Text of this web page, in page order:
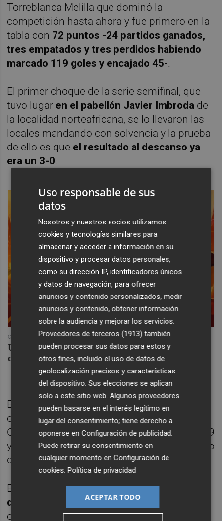
Torreblanca Melilla que dominó la
competición hasta ahora y fue primero en la
tabla con 72 puntos -24 partidos ganados,
tres empatados y tres perdidos habiendo
marcado 119 goles y encajado 45-.
El primer choque de la serie semifinal, que
tuvo lugar en el pabellón Javier Imbroda de
la localidad norteafricana, se lo llevaron las
locales mandando con solvencia y la prueba
de ello es que el resultado al descanso ya
era un 3-0.
COREPUNK MMORPG
Un verdadero MMORPG de la vieja escuela ¡Cómo los
de antes, pero mejor!
Emilly Marcondes adelantó a las melillenses
en el minuto 1-0, la brasileña Amanda de
Oliveira "Amandinha" dobló la ventaja en el 19
y la argentina Silvina Nava hizo el tercer tanto
del choque unos segundos después.
En la reanudaciónCecilia Zarzuela redujo
distancias en el 29pero Emilly, en el 32,
estableció el 4-1 que fue definitivo.
Uso responsable de sus
datos
Nosotros y nuestros socios utilizamos
cookies y tecnologías similares para
almacenar y acceder a información en su
dispositivo y procesar datos personales,
como su dirección IP, identificadores únicos
y datos de navegación, para ofrecer
anuncios y contenido personalizados, medir
anuncios y contenido, obtener información
sobre la audiencia y mejorar los servicios.
Proveedores de terceros (1913) también
pueden procesar sus datos para estos y
otros fines, incluido el uso de datos de
geolocalización precisos y características
del dispositivo. Sus elecciones se aplican
solo a este sitio web. Algunos proveedores
pueden basarse en el interés legítimo en
lugar del consentimiento; tiene derecho a
oponerse enConfiguración de publicidad.
Puede retirar su consentimiento en
cualquier momento enConfiguración de
cookies.Política de privacidad
ACEPTAR TODO